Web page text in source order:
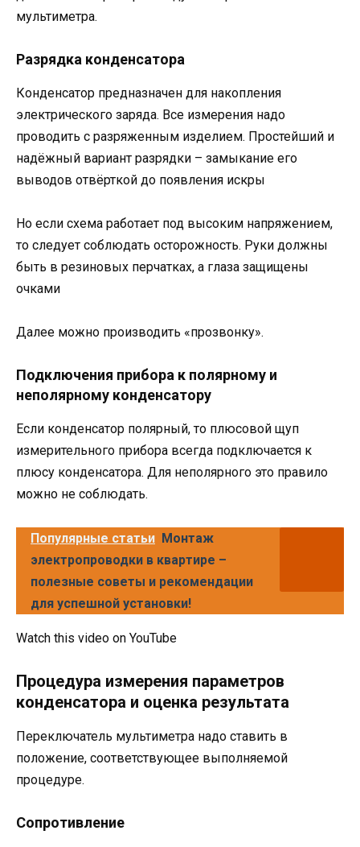
мультиметра.
Разрядка конденсатора
Конденсатор предназначен для накопления
электрического заряда. Все измерения надо
проводить с разряженным изделием. Простейший и
надёжный вариант разрядки – замыкание его
выводов отвёрткой до появления искры
Но если схема работает под высоким напряжением,
то следует соблюдать осторожность. Руки должны
быть в резиновых перчатках, а глаза защищены
очками
Далее можно производить «прозвонку».
Подключения прибора к полярному и
неполярному конденсатору
Если конденсатор полярный, то плюсовой щуп
измерительного прибора всегда подключается к
плюсу конденсатора. Для неполярного это правило
можно не соблюдать.
Популярные статьи Монтаж
электропроводки в квартире –
полезные советы и рекомендации
для успешной установки!
Watch this video on YouTube
Процедура измерения параметров
конденсатора и оценка результата
Переключатель мультиметра надо ставить в
положение, соответствующее выполняемой
процедуре.
Сопротивление